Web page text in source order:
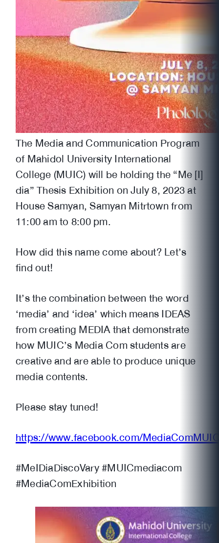
The Media and Communication Program
of Mahidol University International
College (MUIC) will be holding the “Me [I]
dia” Thesis Exhibition on July 8, 2023 at
House Samyan, Samyan Mitrtown from
11:00 am to 8:00 pm.
How did this name come about? Let’s
find out!
It’s the combination between the word
‘media’ and ‘idea’ which means IDEAS
from creating MEDIA that demonstrate
how MUIC’s Media Com students are
creative and are able to produce unique
media contents.
Please stay tuned!
https://www.facebook.com/
#MeIDiaDiscoVary #MUICmediacom
#MediaComExhibition